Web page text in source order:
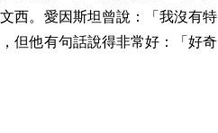
西。愛因斯坦曾說：「我沒有特
但他有句話說得非常好：「好奇